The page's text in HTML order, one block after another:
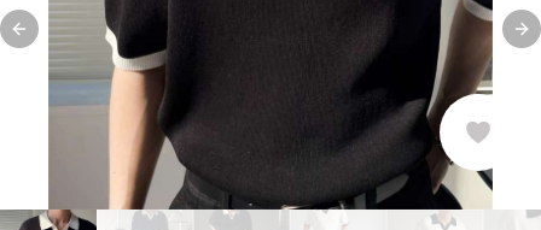
Previous slide